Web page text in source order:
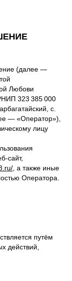
(далее —
Любови
323 385 000
с.
— «Оператор»),
лицу
сайт,
, а также иные
Оператора.
путём
действий,